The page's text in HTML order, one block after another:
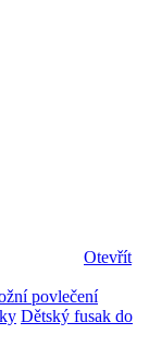
Otevřít
povlečení
Dětský fusak do